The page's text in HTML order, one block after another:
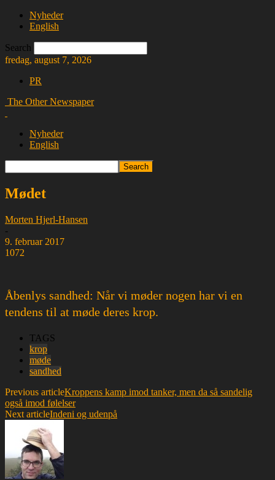
Nyheder
English
Search
fredag, august 7, 2026
PR
The Other Newspaper
Nyheder
English
Mødet
Morten Hjerl-Hansen
-
9. februar 2017
1072
Åbenlys sandhed: Når vi møder nogen har vi en
tendens til at møde deres krop.
TAGS
krop
møde
sandhed
Previous articleKroppens kamp imod tanker, men da så sandelig
også imod følelser
Next articleIndeni og udenpå